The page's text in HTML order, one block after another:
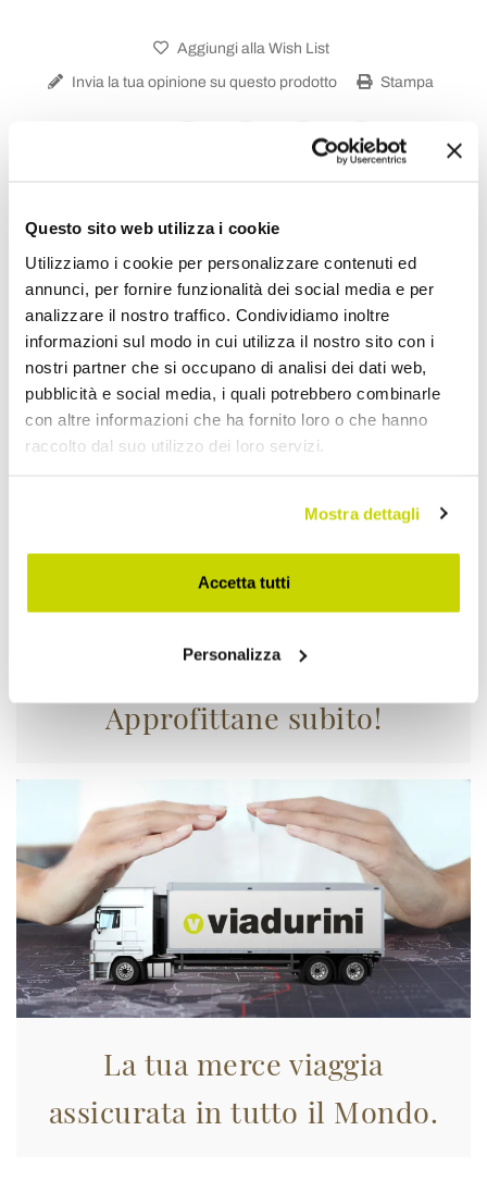
Questo sito web utilizza i cookie
Utilizziamo i cookie per personalizzare contenuti ed
annunci, per fornire funzionalità dei social media e per
analizzare il nostro traffico. Condividiamo inoltre
informazioni sul modo in cui utilizza il nostro sito con i
nostri partner che si occupano di analisi dei dati web,
pubblicità e social media, i quali potrebbero combinarle
con altre informazioni che ha fornito loro o che hanno
raccolto dal suo utilizzo dei loro servizi.
Mostra dettagli
Accetta tutti
Personalizza
Aggiungi alla Wish List
Invia la tua opinione su questo prodotto Stampa
Vasche Freestanding
Approfittane subito!
La tua merce viaggia
assicurata in tutto il Mondo.